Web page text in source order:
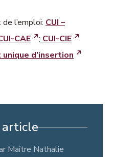
l’emploi: CUI –
CAE ; CUI-CIE
d’insertion
article
Maître Nathalie